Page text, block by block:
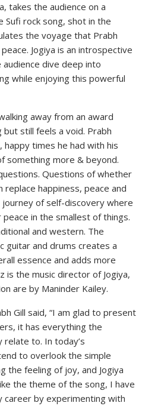
takes the audience on a
Sufi rock song, shot in the
the voyage that Prabh
Jogiya is an introspective
dive deep into
while enjoying this powerful
away from an award
still feels a void. Prabh
times he had with his
something more & beyond.
Questions of whether
replace happiness, peace and
of self-discovery where
in the smallest of things.
and western. The
guitar and drums creates a
essence and adds more
is the music director of Jogiya,
are by Maninder Kailey.
Gill said, “I am glad to present
it has everything the
relate to. In today’s
to overlook the simple
the feeling of joy, and Jogiya
the theme of the song, I have
career by experimenting with